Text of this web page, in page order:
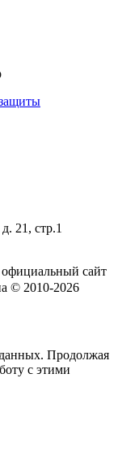
д. 21, стр.1
сайт
© 2010-2026
данных. Продолжая
с этими